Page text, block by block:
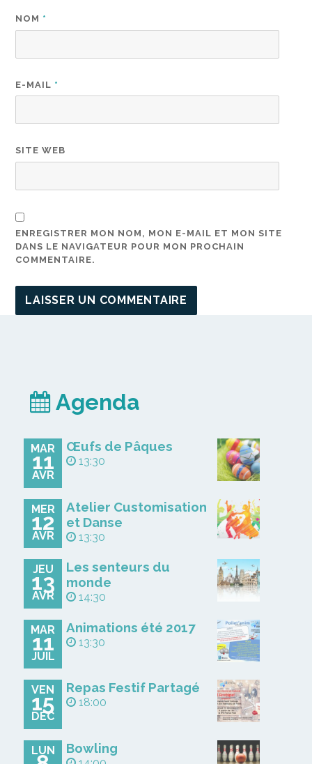
NOM *
E-MAIL *
SITE WEB
ENREGISTRER MON NOM, MON E-MAIL ET MON SITE
DANS LE NAVIGATEUR POUR MON PROCHAIN
COMMENTAIRE.
Agenda
MAR
11
AVR
Œufs de Pâques
13:30
MER
12
AVR
Atelier Customisation
et Danse
13:30
JEU
13
AVR
Les senteurs du
monde
14:30
MAR
11
JUIL
Animations été 2017
13:30
VEN
15
DÉC
Repas Festif Partagé
18:00
LUN Bowling